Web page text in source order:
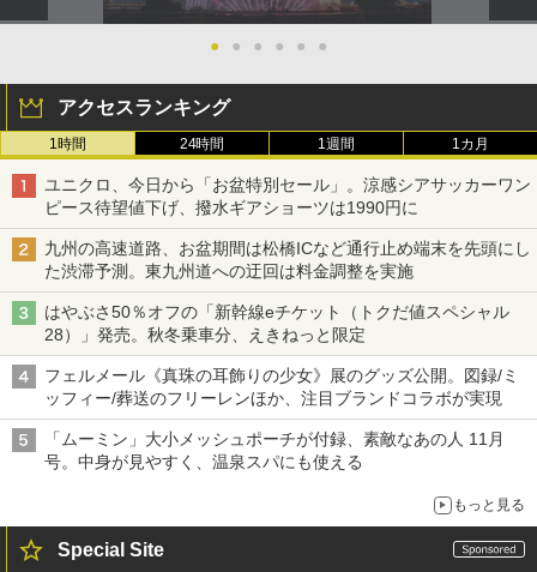
● ● ● ● ● ●
アクセスランキング
1時間 24時間 1週間 1カ月
ユニクロ、今日から「お盆特別セール」。涼感シアサッカーワン
ピース待望値下げ、撥水ギアショーツは1990円に
九州の高速道路、お盆期間は松橋ICなど通行止め端末を先頭にし
た渋滞予測。東九州道への迂回は料金調整を実施
はやぶさ50％オフの「新幹線eチケット（トクだ値スペシャル
28）」発売。秋冬乗車分、えきねっと限定
フェルメール《真珠の耳飾りの少女》展のグッズ公開。図録/ミ
ッフィー/葬送のフリーレンほか、注目ブランドコラボが実現
「ムーミン」大小メッシュポーチが付録、素敵なあの人 11月
号。中身が見やすく、温泉スパにも使える
もっと見る
Special Site